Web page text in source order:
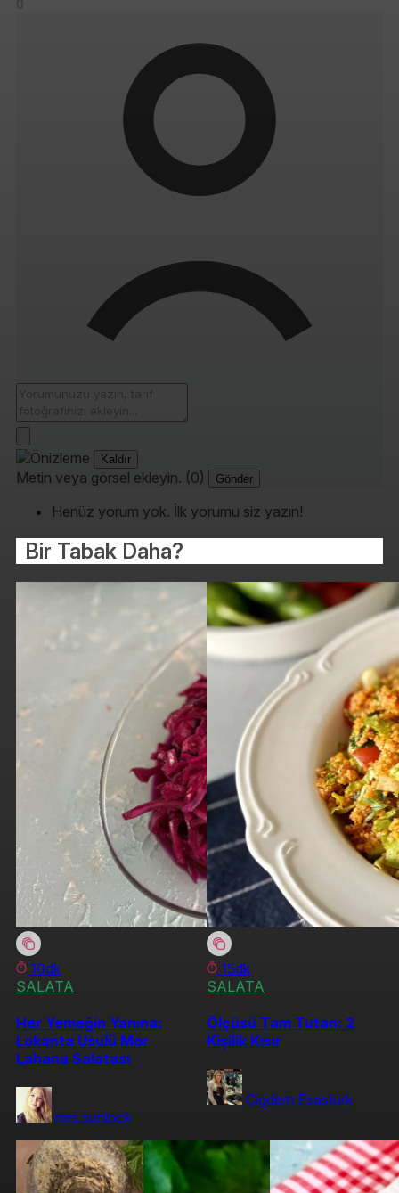
0
Kaldır
Metin veya görsel ekleyin. (0) Gönder
Henüz yorum yok. İlk yorumu siz yazın!
Bir Tabak Daha?
10dk
SALATA
Her Yemeğin Yanına:
Lokanta Usulü Mor
Lahana Salatası
mrs.sunlock
15dk
SALATA
Ölçüsü Tam Tutan: 2
Kişilik Kısır
Çigdem Esastürk